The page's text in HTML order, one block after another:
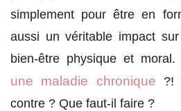
simplement pour être en
aussi un véritable impact
bien-être physique et
une maladie chronique ?!
contre ? Que faut-il faire ?